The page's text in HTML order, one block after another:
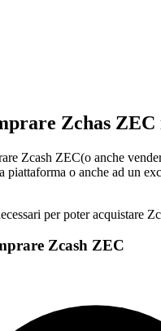
Zchas ZEC
Zcash ZEC(o anche
piattaforma o anche ad un
per poter acquistare
Zcash ZEC